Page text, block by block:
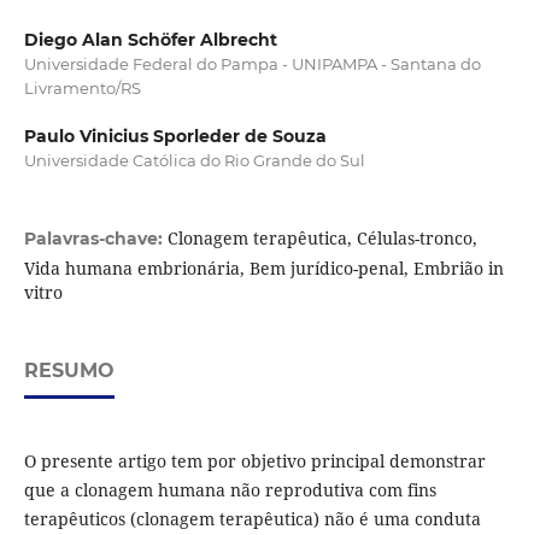
Diego Alan Schöfer Albrecht
Universidade Federal do Pampa - UNIPAMPA - Santana do
Livramento/RS
Paulo Vinicius Sporleder de Souza
Universidade Católica do Rio Grande do Sul
Palavras-chave: Clonagem terapêutica, Células-tronco,
Vida humana embrionária, Bem jurídico-penal, Embrião in
vitro
RESUMO
O presente artigo tem por objetivo principal demonstrar
que a clonagem humana não reprodutiva com fins
terapêuticos (clonagem terapêutica) não é uma conduta